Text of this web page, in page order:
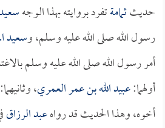
حديثثمامةتفرد بروايته بهذا الوجه
رسول الله صلى الله عليه وسلم، وسعيد
أمر رسول الله صلى الله عليه وسلم
أولهما:عبيد الله بن عمر العمري،
أخوه، وهذا الحديث قد رواهعبد الرزاق